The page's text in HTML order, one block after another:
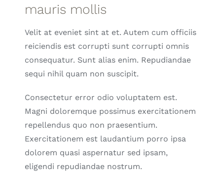
mauris mollis
Velit at eveniet sint at et. Autem cum officiis
reiciendis est corrupti sunt corrupti omnis
consequatur. Sunt alias enim. Repudiandae
sequi nihil quam non suscipit.
Consectetur error odio voluptatem est.
Magni doloremque possimus exercitationem
repellendus quo non praesentium.
Exercitationem est laudantium porro ipsa
dolorem quasi aspernatur sed ipsam,
eligendi repudiandae nostrum.